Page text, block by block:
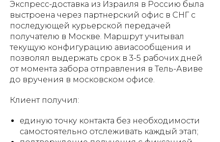
Экспресс-доставка из Израиля в Россию была
выстроена через партнерский офис в СНГ с
последующей курьерской передачей
получателю в Москве. Маршрут учитывал
текущую конфигурацию авиасообщения и
позволял выдержать срок в 3-5 рабочих дней
от момента забора отправления в Тель-Авиве
до вручения в московском офисе.
Клиент получил:
единую точку контакта без необходимости
самостоятельно отслеживать каждый этап;